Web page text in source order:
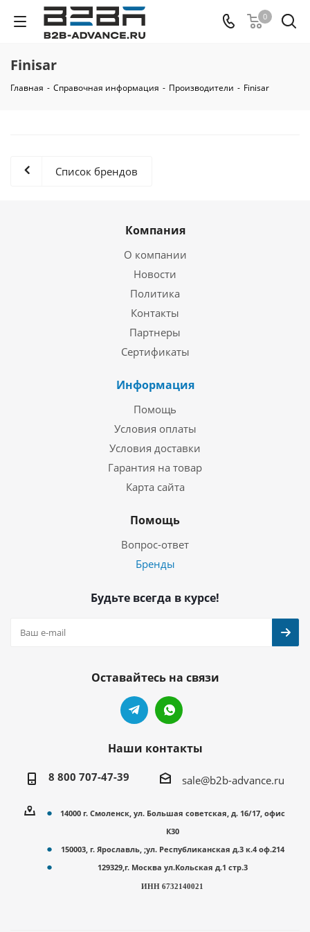
0
Finisar
Главная - Справочная информация - Производители - Finisar
Список брендов
Компания
О компании
Новости
Политика
Контакты
Партнеры
Сертификаты
Информация
Помощь
Условия оплаты
Условия доставки
Гарантия на товар
Карта сайта
Помощь
Вопрос-ответ
Бренды
Будьте всегда в курсе!
Оставайтесь на связи
Наши контакты
8 800 707-47-39 sale@b2b-advance.ru
14000 г. Смоленск, ул. Большая советская, д. 16/17, офис
К30
150003, г. Ярославль, ;ул. Республиканская д.3 к.4 оф.214
129329,г. Москва ул.Кольская д.1 стр.3
ИНН 6732140021